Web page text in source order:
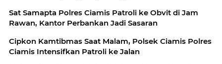
Samapta Polres Ciamis Beri Himbauan Kamtibmas ke
Warga
Sat Samapta Polres Ciamis Patroli ke Obvit di Jam
Rawan, Kantor Perbankan Jadi Sasaran
Cipkon Kamtibmas Saat Malam, Polsek Ciamis Polres
Ciamis Intensifkan Patroli ke Jalan